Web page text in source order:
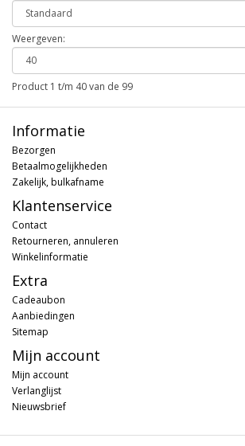
Weergeven:
Product 1 t/m 40 van de 99
Informatie
Bezorgen
Betaalmogelijkheden
Zakelijk, bulkafname
Klantenservice
Contact
Retourneren, annuleren
Winkelinformatie
Extra
Cadeaubon
Aanbiedingen
Sitemap
Mijn account
Mijn account
Verlanglijst
Nieuwsbrief